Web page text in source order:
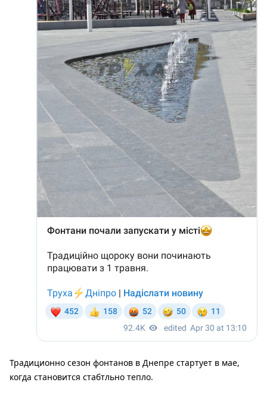
Традиционно сезон фонтанов в Днепре стартует в мае,
когда становится стабтльно тепло.